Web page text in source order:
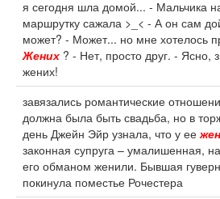
я сегодня шла домой... - Мальчика
маршрутку сажала >_< - А он сам
может? - Может... но мне хотелось
Жених ? - Нет, просто друг. - Ясно,
жених!
завязались романтические
должна была быть свадьба, но в
день Джейн Эйр узнала, что у ее
законная супруга – умалишенная,
его обманом женили. Бывшая
покинула поместье Рочестера